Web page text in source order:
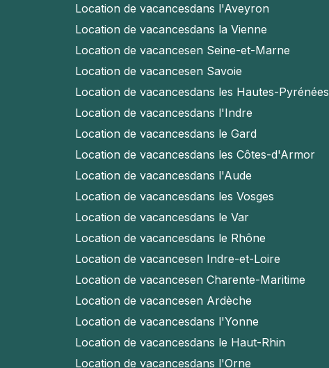
Location de vacancesdans l'Aveyron
Location de vacancesdans la Vienne
Location de vacancesen Seine-et-Marne
Location de vacancesen Savoie
Location de vacancesdans les Hautes-Pyrénées
Location de vacancesdans l'Indre
Location de vacancesdans le Gard
Location de vacancesdans les Côtes-d'Armor
Location de vacancesdans l'Aude
Location de vacancesdans les Vosges
Location de vacancesdans le Var
Location de vacancesdans le Rhône
Location de vacancesen Indre-et-Loire
Location de vacancesen Charente-Maritime
Location de vacancesen Ardèche
Location de vacancesdans l'Yonne
Location de vacancesdans le Haut-Rhin
Location de vacancesdans l'Orne